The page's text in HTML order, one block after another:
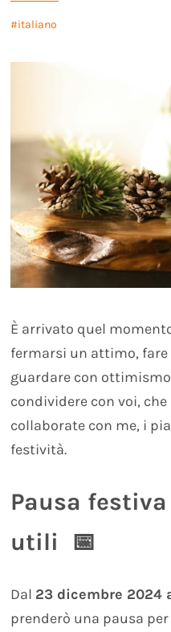
italiano
È arrivato quel
fermarsi un attimo,
guardare con
condividere con voi,
collaborate con me, i
festività.
Pausa
utili 📅
Dal 23 dicembre 2024
prenderò una pausa